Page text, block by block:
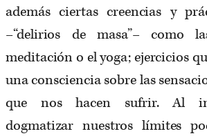
además ciertas creencias y
–“delirios de masa”– como
meditación o el yoga; ejercicios
una consciencia sobre las
que nos hacen sufrir. Al
dogmatizar nuestros límites